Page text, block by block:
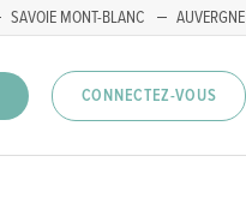
SAVOIE MONT-BLANC AUVERGNE
CONNECTEZ-VOUS